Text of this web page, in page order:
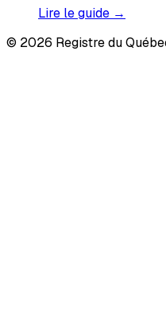
Lire le guide →
© 2026 Registre du